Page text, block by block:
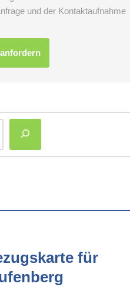
und der Kontaktaufnahme
für